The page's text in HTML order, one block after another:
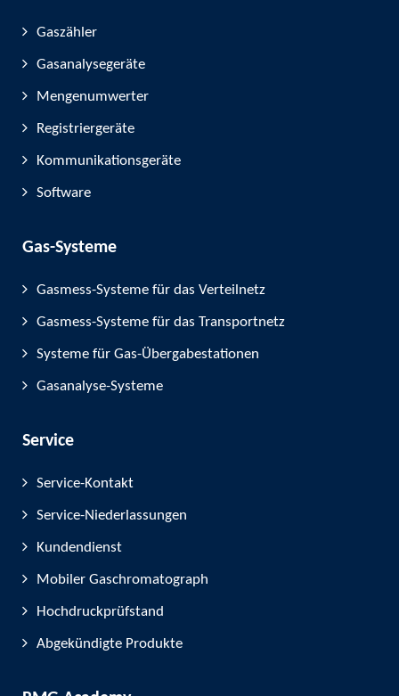
Gaszähler
Gasanalysegeräte
Mengenumwerter
Registriergeräte
Kommunikationsgeräte
Software
Gas-Systeme
Gasmess-Systeme für das Verteilnetz
Gasmess-Systeme für das Transportnetz
Systeme für Gas-Übergabestationen
Gasanalyse-Systeme
Service
Service-Kontakt
Service-Niederlassungen
Kundendienst
Mobiler Gaschromatograph
Hochdruckprüfstand
Abgekündigte Produkte